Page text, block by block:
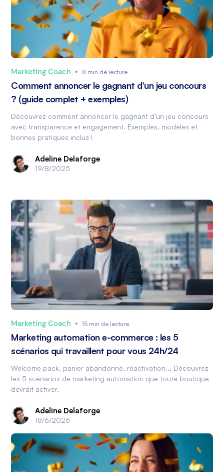
Marketing Coach • 8 min de lecture
Comment annoncer le gagnant d’un jeu concours
? (guide complet + exemples)
Découvrez comment annoncer le gagnant d’un jeu concours
avec transparence et engagement. Exemples, modèles et
bonnes pratiques inclus !
Adeline Delaforge
19/8/2025
Marketing Coach • 15 min de lecture
Marketing automation e-commerce : les 5
scénarios qui travaillent pour vous 24h/24
Welcome pack, panier abandonné, réactivation... Découvrez
les 5 scénarios de marketing automation que toute boutique
devrait activer.
Adeline Delaforge
18/6/2026